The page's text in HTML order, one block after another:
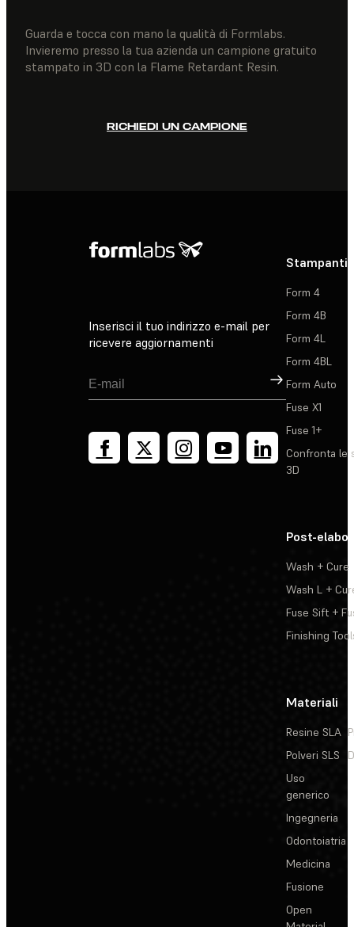
Guarda e tocca con mano la qualità di Formlabs.
Invieremo presso la tua azienda un campione gratuito
stampato in 3D con la Flame Retardant Resin.
RICHIEDI UN CAMPIONE
Inserisci il tuo indirizzo e-mail per
ricevere aggiornamenti
Registrati
Stampanti
Form 4
Form 4B
Form 4L
Form 4BL
Form Auto
Fuse X1
Fuse 1+
Confronta le
3D
Post-
Wash + Cure
Wash L +
Fuse Sift +
Finishing
Materiali
Resine SLA
Polveri SLS
Uso
generico
Ingegneria
Odontoiatria
Medicina
Fusione
Open